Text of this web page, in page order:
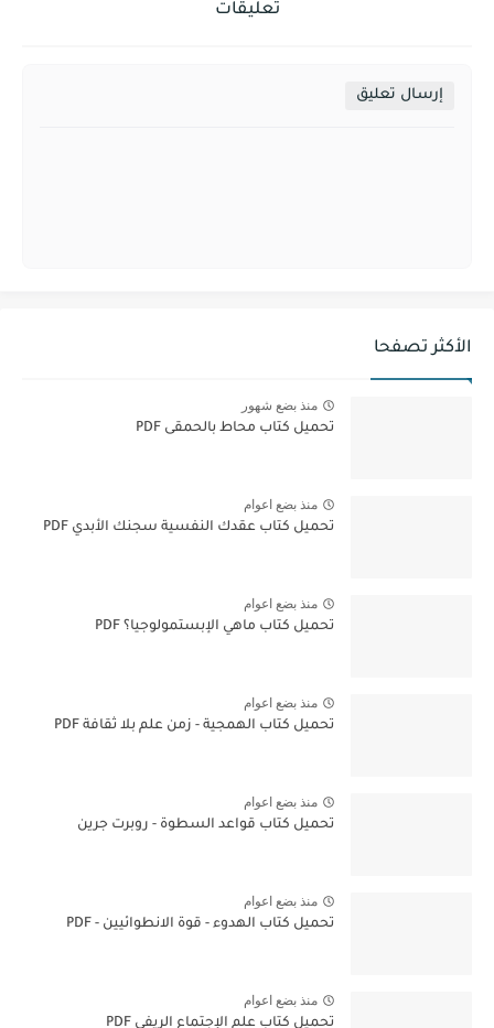
تعليقات
إرسال تعليق
الأكثر تصفحا
منذ بضع شهور
تحميل كتاب محاط بالحمقى PDF
منذ بضع اعوام
تحميل كتاب عقدك النفسية سجنك الأبدي PDF
منذ بضع اعوام
تحميل كتاب ماهي الإبستمولوجيا؟ PDF
منذ بضع اعوام
تحميل كتاب الهمجية - زمن علم بلا ثقافة PDF
منذ بضع اعوام
تحميل كتاب قواعد السطوة - روبرت جرين
منذ بضع اعوام
تحميل كتاب الهدوء - قوة الانطوائيين - PDF
منذ بضع اعوام
تحميل كتاب علم الإجتماع الريفي PDF